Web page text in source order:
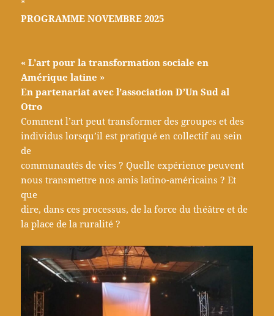
*
PROGRAMME NOVEMBRE 2025
« L’art pour la transformation sociale en
Amérique latine »
En partenariat avec l’association D’Un Sud al
Otro
Comment l’art peut transformer des groupes et des
individus lorsqu’il est pratiqué en collectif au sein
de
communautés de vies ? Quelle expérience peuvent
nous transmettre nos amis latino-américains ? Et
que
dire, dans ces processus, de la force du théâtre et de
la place de la ruralité ?